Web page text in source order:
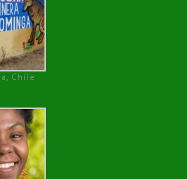
Chile